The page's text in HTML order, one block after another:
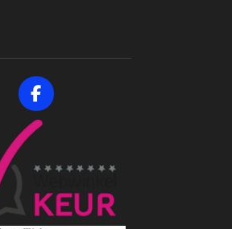
F
a
c
b
o
k